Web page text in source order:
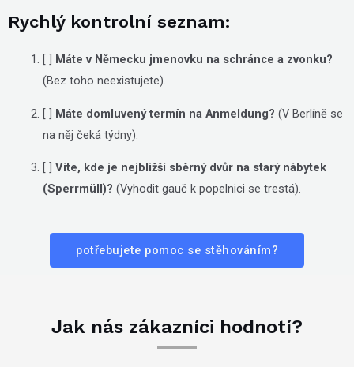
Rychlý kontrolní seznam:
[ ] Máte v Německu jmenovku na schránce a zvonku?
(Bez toho neexistujete).
[ ] Máte domluvený termín na Anmeldung? (V Berlíně se
na něj čeká týdny).
[ ] Víte, kde je nejbližší sběrný dvůr na starý nábytek
(Sperrmüll)? (Vyhodit gauč k popelnici se trestá).
potřebujete pomoc se stěhováním?
Jak nás zákazníci hodnotí?